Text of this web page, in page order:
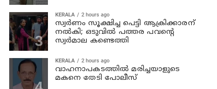
KERALA 2 hours ago
സ്വര്‍ണം സൂക്ഷിച്ച പെട്ടി ആക്രിക്കാരന്
നല്‍കി; ഒടുവില്‍ പത്തര പവന്റെ
സ്വര്‍മാല കണ്ടെത്തി
KERALA 2 hours ago
വാഹനാപകടത്തില്‍ മരിച്ചയാളുടെ
മകനെ തേടി പോലീസ്